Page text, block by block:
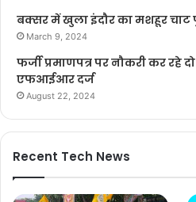
बक्सर में खुला इंदौर का मशहूर चाट
March 9, 2024
फर्जी प्रमाणपत्र पर नौकरी कर रहे
एफआईआर दर्ज
August 22, 2024
Recent Tech News